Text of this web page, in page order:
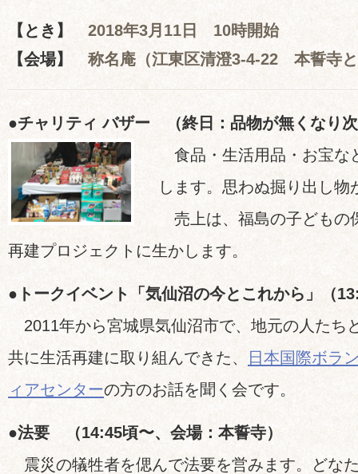
【とき】
2018年3月11日 10時開始
【会場】
称名庵（江東区清澄3-4-22 本誓寺と
●チャリティ バザー （終日：品物が無くなり
食品・生活用品・お宝な
します。思わぬ掘り出し物
売上は、福島の子どもの
再建プロジェクトに生かします。
●トークイベント「気仙沼の今とこれから」（
2011年から宮城県気仙沼市で、地元の人たち
共に生活再建に取り組んできた、
日本国際ボラ
ィアセンターの方のお話を聞く会です。
●法要 （14:45頃〜、会場：本誓寺）
震災の犠牲者を偲んで法要を営みます。どな